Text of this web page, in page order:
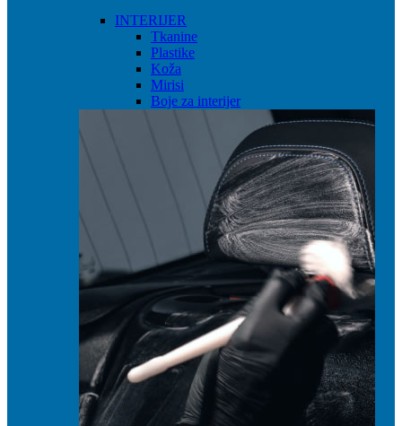
INTERIJER
Tkanine
Plastike
Koža
Mirisi
Boje za interijer